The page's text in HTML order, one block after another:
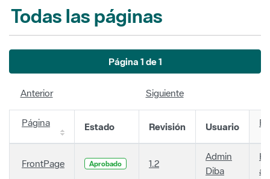
Todas las páginas
Página 1 de 1
Anterior Siguiente
Página Estado Revisión Usuario
FrontPage Aprobado 1.2
Admin
Diba